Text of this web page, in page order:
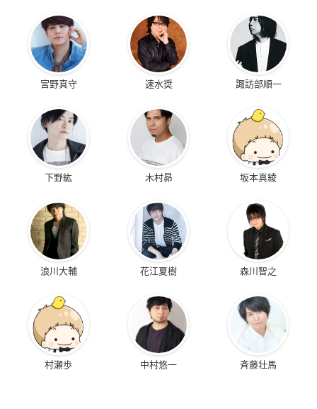
宮野真守 速水奨 諏訪部順一
下野紘 木村昴 坂本真綾
浪川大輔 花江夏樹 森川智之
村瀬歩 中村悠一 斉藤壮馬